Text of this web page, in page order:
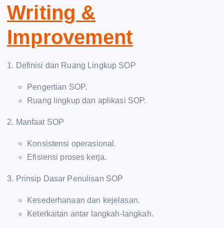
Writing &
Improvement
1. Definisi dan Ruang Lingkup SOP
Pengertian SOP.
Ruang lingkup dan aplikasi SOP.
2. Manfaat SOP
Konsistensi operasional.
Efisiensi proses kerja.
3. Prinsip Dasar Penulisan SOP
Kesederhanaan dan kejelasan.
Keterkaitan antar langkah-langkah.